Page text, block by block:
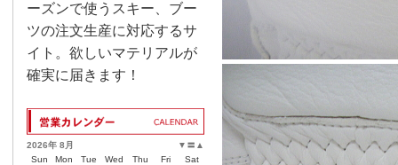
ーズンで使うスキー、ブー
ツの注文生産に対応するサ
イト。欲しいマテリアルが
確実に届きます！
▲
〓
▼
2026年 8月
Sun
Mon Tue Wed Thu Fri
Sat